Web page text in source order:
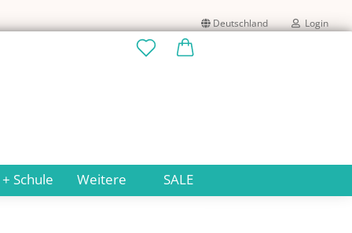
Deutschland Login
Schule SALE
Weitere